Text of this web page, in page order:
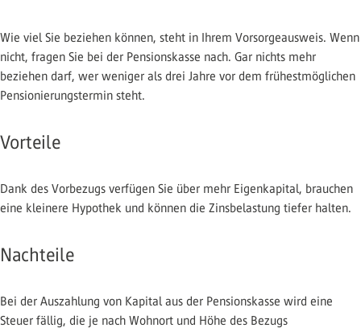
Wie viel Sie beziehen können, steht in Ihrem Vorsorgeausweis. Wenn
nicht, fragen Sie bei der Pensionskasse nach. Gar nichts mehr
beziehen darf, wer weniger als drei Jahre vor dem frühestmöglichen
Pensionierungstermin steht.
Vorteile
Dank des Vorbezugs verfügen Sie über mehr Eigenkapital, brauchen
eine kleinere Hypothek und können die Zinsbelastung tiefer halten.
Nachteile
Bei der Auszahlung von Kapital aus der Pensionskasse wird eine
Steuer fällig, die je nach Wohnort und Höhe des Bezugs